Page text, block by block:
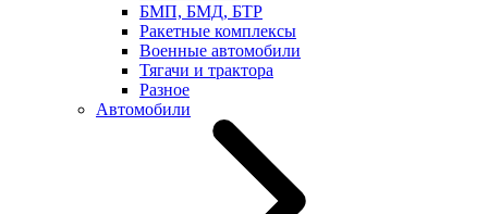
БМП, БМД, БТР
Ракетные комплексы
Военные автомобили
Тягачи и трактора
Разное
Автомобили